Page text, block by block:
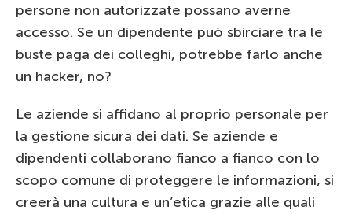
persone non autorizzate possano averne
accesso. Se un dipendente può sbirciare tra le
buste paga dei colleghi, potrebbe farlo anche
un hacker, no?
Le aziende si affidano al proprio personale per
la gestione sicura dei dati. Se aziende e
dipendenti collaborano fianco a fianco con lo
scopo comune di proteggere le informazioni, si
creerà una cultura e un’etica grazie alle quali